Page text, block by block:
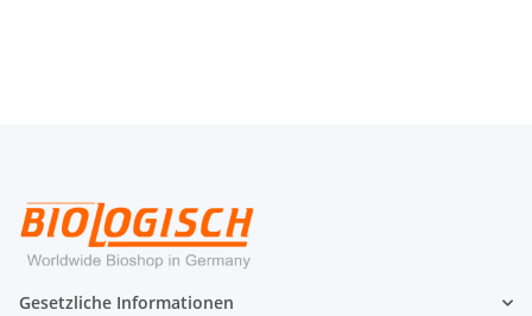
Gesetzliche Informationen